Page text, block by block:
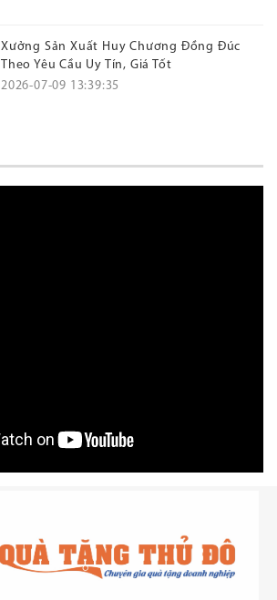
Xưởng Sản Xuất Huy Chương Đồng Đúc
Theo Yêu Cầu Uy Tín, Giá Tốt
2026-07-09 13:39:35